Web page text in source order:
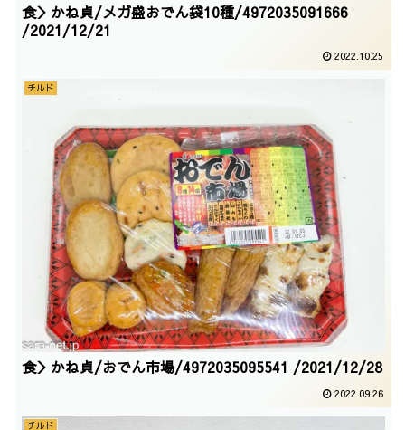
食＞かね貞/メガ盛おでん袋10種/4972035091666
/2021/12/21
2022.10.25
チルド
食＞かね貞/おでん市場/4972035095541 /2021/12/28
2022.09.26
チルド